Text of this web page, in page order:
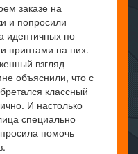
заказе на
и попросили
идентичных по
принтами на них.
взгляд —
объяснили, что с
классный
И настолько
специально
помочь